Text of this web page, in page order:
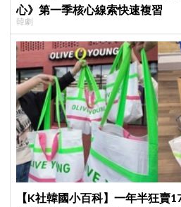
心》第一季核心線索快速複習
韓劇
【K社韓國小百科】一年半狂賣